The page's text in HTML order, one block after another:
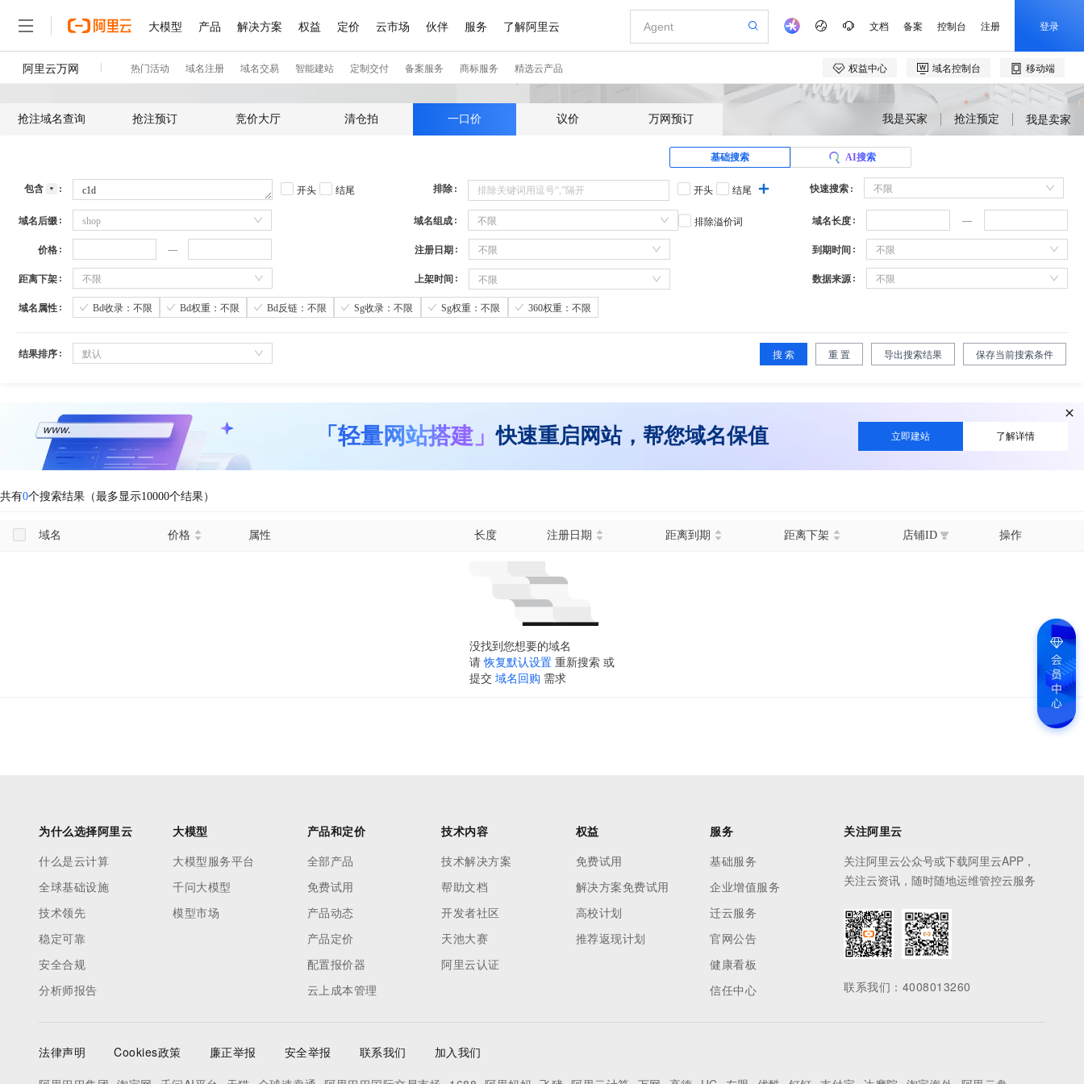
抢注域名查询 抢注预订 竞价大厅 清仓拍 一口价 议价 万网预订 我是买家 抢注预定 我是卖家
基础搜索 AI搜索
包含 开头 结尾 排除 开头 结尾 快速搜索 不限
域名后缀 shop 域名组成 不限 排除溢价词 域名长度
价格 注册日期 不限 到期时间 不限
距离下架 不限 上架时间 不限 数据来源 不限
域名属性 Bd收录：不限 Bd权重：不限 Bd反链：不限 Sg收录：不限 Sg权重：不限 360权重：不限
结果排序 默认 搜 索 重 置 导出搜索结果 保存当前搜索条件
「轻量网站搭建」快速重启网站，帮您域名保值 立即建站 了解详情
共有0个搜索结果（最多显示10000个结果）
域名 价格 属性 长度 注册日期 距离到期 距离下架 店铺ID 操作
没找到您想要的域名
请 恢复默认设置 重新搜索 或
提交 域名回购 需求